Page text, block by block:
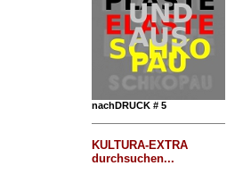
nachDRUCK # 5
KULTURA-EXTRA
durchsuchen...